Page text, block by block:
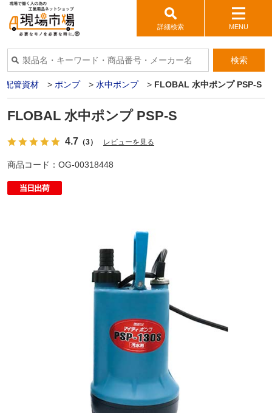
詳細検索 MENU
検索
配管資材 > ポンプ > 水中ポンプ > FLOBAL 水中ポンプ PSP-S
FLOBAL 水中ポンプ PSP-S
4.7 （3） レビューを見る
商品コード： OG-00318448